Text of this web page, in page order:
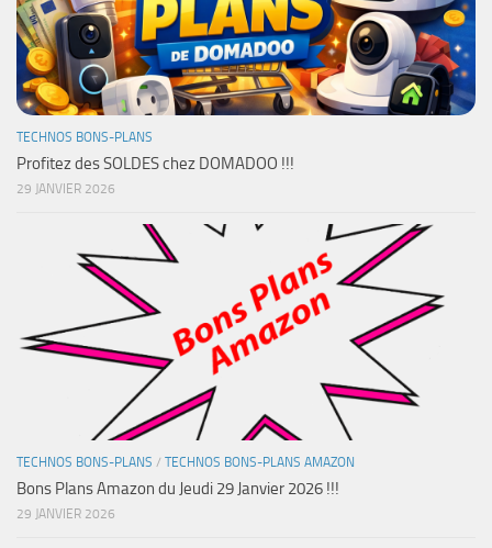
TECHNOS BONS-PLANS
Profitez des SOLDES chez DOMADOO !!!
29 JANVIER 2026
TECHNOS BONS-PLANS / TECHNOS BONS-PLANS AMAZON
Bons Plans Amazon du Jeudi 29 Janvier 2026 !!!
29 JANVIER 2026